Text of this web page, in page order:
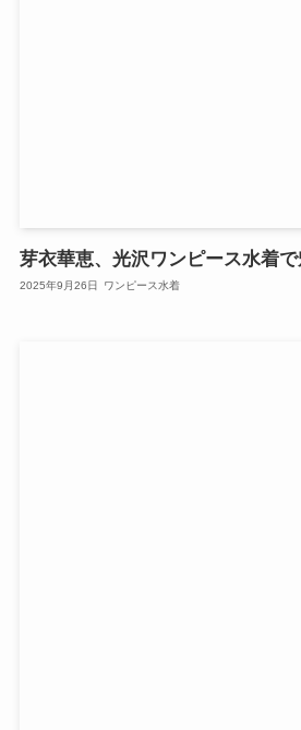
芽衣華恵、光沢ワンピース水着
2025年9月26日 ワンピース水着